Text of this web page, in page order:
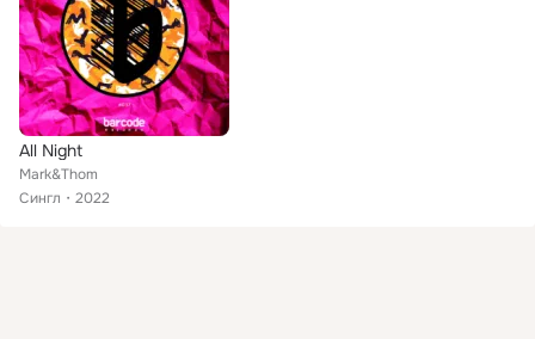
All Night
Mark&Thom
Сингл
2022